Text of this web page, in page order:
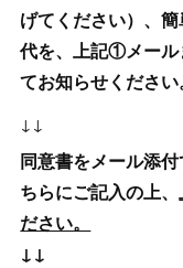
げてください）、
代を、上記①メー
てお知らせください
↓↓
同意書をメール添
ちらにご記入の上、
ださい。
↓↓